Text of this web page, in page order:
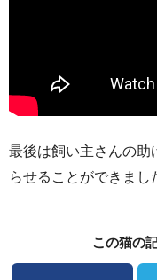
最後は飼い主さんの助
らせることができまし
この猫の